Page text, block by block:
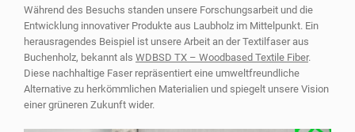
Während des Besuchs standen unsere Forschungsarbeit und die
Entwicklung innovativer Produkte aus Laubholz im Mittelpunkt. Ein
herausragendes Beispiel ist unsere Arbeit an der Textilfaser aus
Buchenholz, bekannt als WDBSD TX – Woodbased Textile Fiber.
Diese nachhaltige Faser repräsentiert eine umweltfreundliche
Alternative zu herkömmlichen Materialien und spiegelt unsere Vision
einer grüneren Zukunft wider.